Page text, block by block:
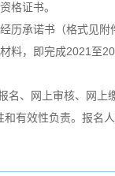
格证书。
历承诺书（格式见附
材料，即完成2021至
名、网上审核、网
和有效性负责。报名